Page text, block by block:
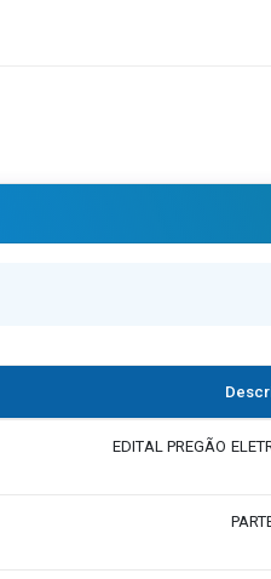
EDITAL PREGÃO